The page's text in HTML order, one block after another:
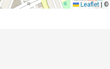
Leaflet |©